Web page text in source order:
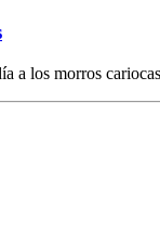
a los morros